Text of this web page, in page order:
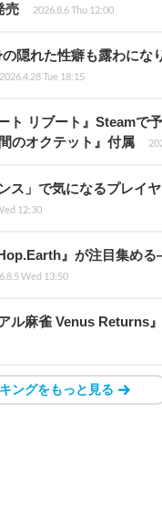
売
2026.8.6 Thu 12:00
隠れた性癖も露わにな
2026.4.28 Tue 18:15
ト リブート』Steamで
のオクテット』付属
ス」で気になるプレイ
12:30
』が注目集め
Wed 13:50
ル麻雀 Venus Returns
ングをもっと見る